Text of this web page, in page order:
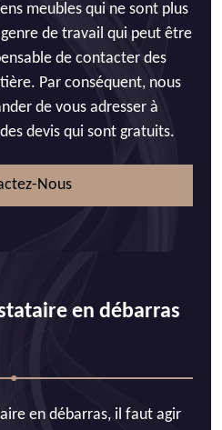
meubles qui ne sont plus
de travail qui peut être
de contacter des
Par conséquent, nous
de vous adresser à
devis qui sont gratuits.
Nous
en débarras
en débarras, il faut agir